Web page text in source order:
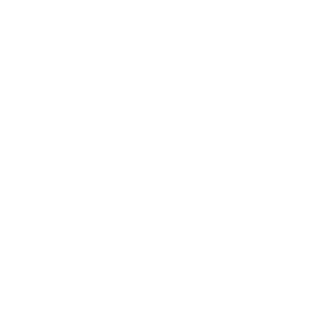
させていただ
了承ください。
をご了承くださ
ようお願いしま
にご登録され
です。
ず変更すること
1000ppm以下、
下、フタル酸ジブチ
) : 1000ppm、
、
ない年数を意
貨物等」とい
可)を取得する
要な手段を講じ
これらの製造装
通知します。
、取り引きをい
ムロン制御